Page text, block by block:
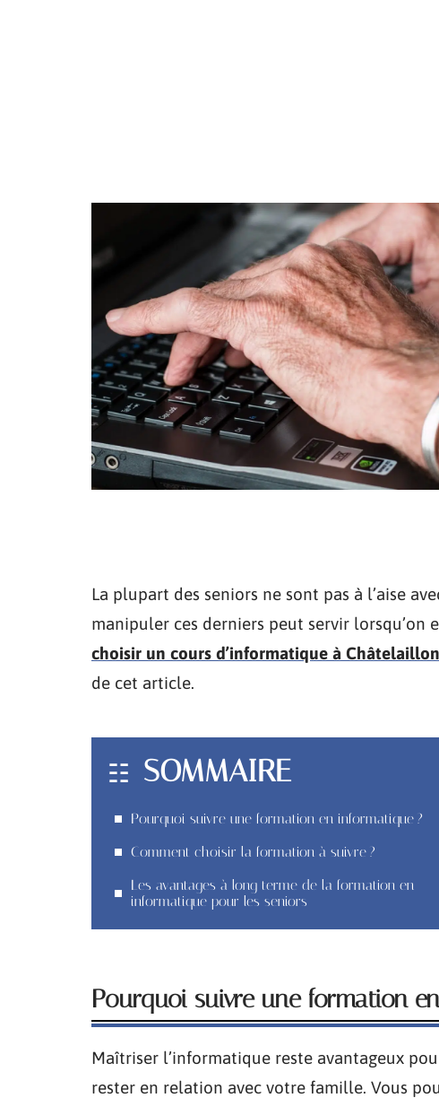
La plupart des seniors ne sont pas à l’aise
manipuler ces derniers peut servir lorsqu’on
choisir un cours d’informatique à
de cet article.
SOMMAIRE
Pourquoi suivre une formation en informatique ?
Comment choisir la formation à suivre ?
Les avantages à long terme de la formation en
informatique pour les seniors
Pourquoi suivre une formation
Maîtriser l’informatique reste avantageux
rester en relation avec votre famille. Vous